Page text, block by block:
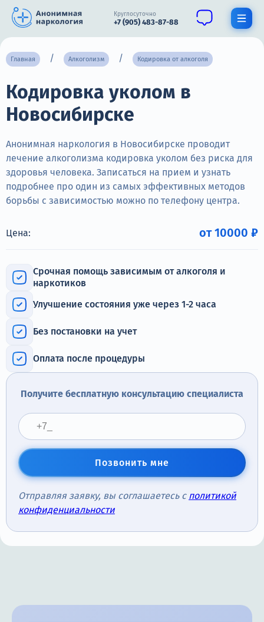
Круглосуточно
+7 (905) 483-87-88
О нас
Наркомания
Нарколог
Стационар
Терапия
Круглосуточно, анонимно
+7 (905) 483-87-88
Адрес call-центра
Главная Алкоголизм Кодировка от алкоголя
Кодировка уколом в
Новосибирске
Анонимная наркология в Новосибирске проводит
лечение алкоголизма кодировка уколом без риска для
здоровья человека. Записаться на прием и узнать
подробнее про один из самых эффективных методов
борьбы с зависимостью можно по телефону центра.
Цена: от 10000 ₽
Срочная помощь зависимым от алкоголя и
наркотиков
Улучшение состояния уже через 1-2 часа
Без постановки на учет
Оплата после процедуры
Получите бесплатную консультацию специалиста
Позвонить мне
Отправляя заявку, вы соглашаетесь с политикой
конфиденциальности